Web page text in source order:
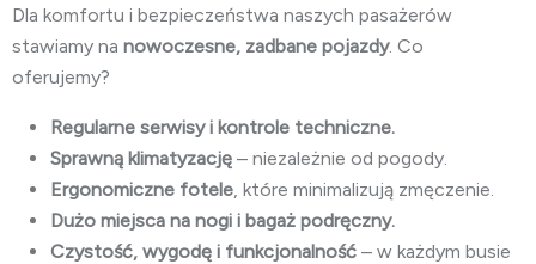
Dla komfortu i bezpieczeństwa naszych pasażerów
stawiamy na nowoczesne, zadbane pojazdy. Co
oferujemy?
Regularne serwisy i kontrole techniczne.
Sprawną klimatyzację – niezależnie od pogody.
Ergonomiczne fotele , które minimalizują zmęczenie.
Dużo miejsca na nogi i bagaż podręczny.
Czystość, wygodę i funkcjonalność – w każdym busie